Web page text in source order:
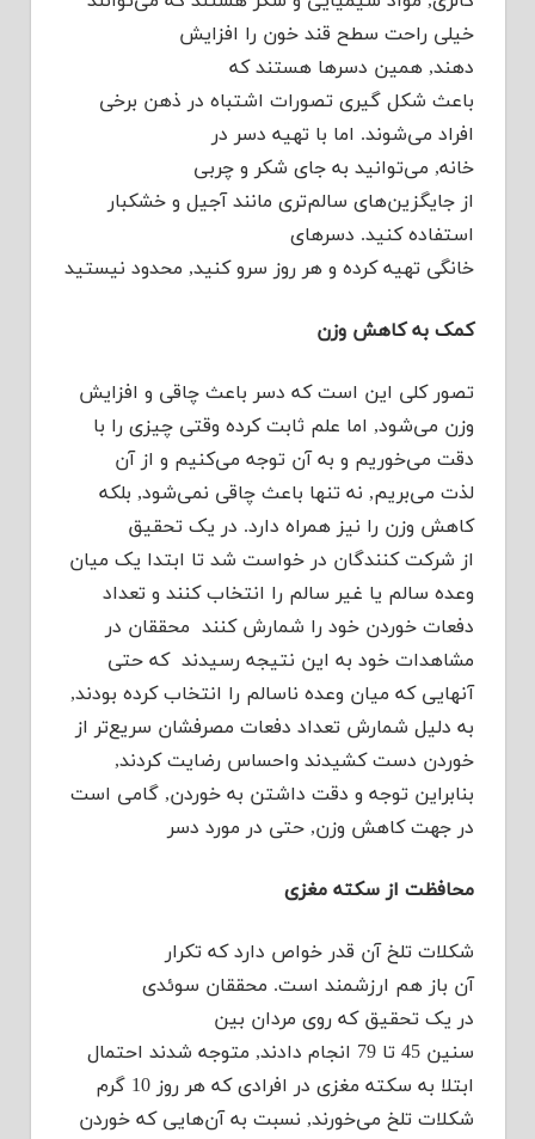
خیلی راحت سطح قند خون را افزایش
دهند, همین دسرها هستند که
باعث شکل گیری تصورات اشتباه در ذهن برخی
افراد می‌شوند. اما با تهیه دسر در
خانه, می‌توانید به جای شکر و چربی
از جایگزین‌های سالم‌تری مانند آجیل و خشکبار
استفاده کنید. دسرهای
خانگی تهیه کرده و هر روز سرو کنید, محدود نیستید
کمک به کاهش وزن
تصور کلی این است که دسر باعث چاقی و افزایش
وزن می‌شود, اما علم ثابت کرده وقتی چیزی را با
دقت می‌خوریم و به آن توجه می‌کنیم و از آن
لذت می‌بریم, نه تنها باعث چاقی نمی‌شود, بلکه
کاهش وزن را نیز همراه دارد. در یک تحقیق
از شرکت کنندگان در خواست شد تا ابتدا یک میان
وعده سالم یا غیر سالم را انتخاب کنند و تعداد
دفعات خوردن خود را شمارش کنند محققان در
مشاهدات خود به این نتیجه رسیدند که حتی
آنهایی که میان وعده ناسالم را انتخاب کرده بودند,
به دلیل شمارش تعداد دفعات مصرفشان سریع‌تر از
خوردن دست کشیدند واحساس رضایت کردند,
بنابراین توجه و دقت داشتن به خوردن, گامی است
در جهت کاهش وزن, حتی در مورد دسر
محافظت از سکته مغزی
شکلات تلخ آن قدر خواص دارد که تکرار
آن باز هم ارزشمند است. محققان سوئدی
در یک تحقیق که روی مردان بین
سنین 45 تا 79 انجام دادند, متوجه شدند احتمال
ابتلا به سکته مغزی در افرادی که هر روز 10 گرم
شکلات تلخ می‌خورند, نسبت به آن‌هایی که خوردن